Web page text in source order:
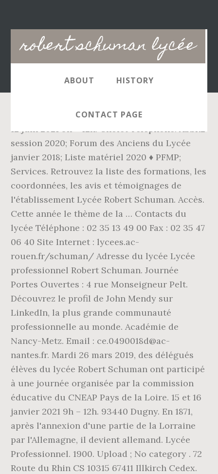
robert schuman lycée
Main
navigation
ABOUT HISTORY
CONTACT PAGE
12 juin 2021 9h – 12h. Cholet Télephone. ASSR2
session 2020; Forum des Anciens du Lycée
janvier 2018; Liste matériel 2020 ♦ PFMP;
Services. Retrouvez la liste des formations, les
coordonnées, les avis et témoignages de
l'établissement Lycée Robert Schuman. Accès.
Cette année le thème de la … Contacts du
lycée Téléphone : 02 35 13 49 00 Fax : 02 35 47
06 40 Site Internet : lycees.ac-
rouen.fr/schuman/ Adresse du lycée Lycée
professionnel Robert Schuman. Journée
Portes Ouvertes : 4 rue Monseigneur Pelt.
Découvrez le profil de John Mendy sur
LinkedIn, la plus grande communauté
professionnelle au monde. Académie de
Nancy-Metz. Email : ce.0490018d@ac-
nantes.fr. Mardi 26 mars 2019, des délégués
élèves du lycée Robert Schuman ont participé
à une journée organisée par la commission
éducative du CNEAP Pays de la Loire. 15 et 16
janvier 2021 9h – 12h. 93440 Dugny. En 1871,
après l'annexion d'une partie de la Lorraine
par l'Allemagne, il devient allemand. Lycée
Professionnel. 1900. Upload ; No category . 72
Route du Rhin CS 10315 67411 Illkirch Cedex.